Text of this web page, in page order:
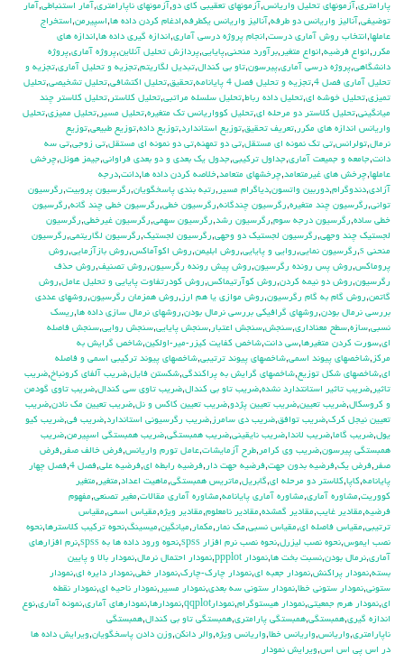
پارامتري,آزمونهاي تحليل واريانس,آزمونهاي تعقيبي كاي دو,آزمونهاي ناپارامتري,آمار استنباطي,آمار
توضيفي,آناليز واريانس دو طرفه,آناليز واريانس يکطرفه,ادغام كردن داده ها,اسپيرمن,استخراج
عاملها,انتخاب روش آماري درست,انجام پروژه درسي آماري,اندازه گيري داده ها,اندازه هاي
مكرر ,انواع فرضيه,انواع متغير ,برآورد منحني,پايايي,پردازش تحليل آنلاين,پروژه آماري,پروژه
دانشگاهي,پروژه درسي آماري,پيرسون,تاو بي کندال,تبديل لگاريتم,تجزيه و تحليل آماري,تجزيه و
تحليل آماري فصل 4
,تجزيه و تحليل فصل 4 پايانامه ,تحقيق,تحليل اكتشافي,تحليل تشخيصي,تحليل
تميزي,تحليل خوشه اي,تحليل داده رباط,تحليل سلسله مراتبي,تحليل كلاستر ,تحليل كلاستر چند
ميانگيني,تحليل كلاستر دو مرحله اي,تحليل كوواريانس تك متغيره,تحليل مسير ,تحليل مميزي,تحليل
واريانس اندازه هاي مكرر ,تعريف تحقيق,توزيع استاندارد,توزيع داده,توزيع طبيعي,توزيع
نرمال,تولرانس,تي تک نمونه اي مستقل,تي دو تمهنه,تي دو نمونه اي مستقل,تي زوجي,تي سه
دانت,جامعه و جميعت آماري,جداول تركيبي,جدول يك بعدي و دو بعدي فراواني,جيمز هوئل,چرخش
عاملها,چرخش هاي غيرمتعامد,چرخشهاي متعامد,خلاصه كردن داده ها,دانت,درجه
آزادي,دندوگرام,دوربين واتسون,دياگرام مسير ,رتبه بندي پاسخگويان,رگرسيون پروبيت,رگرسيون
تواني,رگرسيون چند متغيره,رگرسيون چندگانه,رگرسيون خطي,رگرسيون خطي چند گانه,رگرسيون
خطي ساده,رگرسيون درجه سوم,رگرسيون رشد,رگرسيون سهمي,رگرسيون غيرخطي,رگرسيون
لجستيك چند وجهي,رگرسيون لجستيك دو وجهي,رگرسيون لجستيک,رگرسيون لگاريتمي,رگرسيون
منحني s
,رگرسيون نمايي,روايي و پايايي,روش ابليمن,روش اكوآماكس,روش بازآزمايي,روش
پروماكس,روش پس رونده رگرسيون,روش پيش رونده رگرسيون,روش تصنيف,روش حذف
رگرسيون,روش دو نيمه كردن,روش كوآرتيماكس,روش كودرتفاوت پايايي و تحليل عامل,روش
گاتمن,روش گام به گام رگرسيون,روش موازي يا هم ارز ,روش همزمان رگرسيون,روشهاي عددي
بررسي نرمال بودن,روشهاي گرافيكي بررسي نرمال بودن,روشهاي نرمال سازي داده ها,ريسك
نسبي,سازه,سطح معناداري,سنجش,سنجش اعتبار ,سنجش پايايي,سنجش روايي,سنجش فاصله
اي,سورت كردن متغيرها,سي دانت,شاخص كفايت كيزر-مير-اولكين,شاخص گرايش به
مركز ,شاخصهاي پيوند اسمي,شاخصهاي پيوند ترتيبي,شاخصهاي پيوند تركيبي اسمي و فاصله
اي,شاخصهاي شكل توزيع,شاخصهاي گرايش به پراكندگي,شكستن فايل,ضريب آلفاي کرونباخ,ضريب
تاثير ,ضريب تاثير استانتدارد نشده,ضريب تاو بي كندال,ضريب تاوي سي كندال,ضريب تاوي گودمن
و كروسكال,ضريب تعيين,ضريب تعيين پژدو,ضريب تعيين كاكس و نل,ضريب تعيين مك نادن,ضريب
تعيين نيجل كرك,ضريب توافق,ضريب دي سامرز ,ضريب رگرسيوني استاندارد,ضريب في,ضريب كيو
يول,ضريب گاما,ضريب لاندا,ضريب نايقيني,ضريب همبستگي,ضريب همبستگي اسپيرمن,ضريب
همبستگي پيرسون,ضريب وي كرامر ,طرح آزمايشات,عامل تورم واريانس,فرض خالف صفر ,فرض
صفر ,فرض يك,فرضيه بدون جهت,فرضيه جهت دار ,فرضيه رابطه اي,فرضيه علي,فصل 4 ,فصل چهار
پايانامه,كاپا,كلاستر دو مرحله اي,گابريل,ماتريس همبستگي,ماهيت اعداد,متغير ,متغير
كووريت,مشاوره آماري,مشاوره آماري پايانامه,مشاوره آماري مقالات,مغير تصنعي,مفهوم
فرضيه,مقادير غايب,مقادير گمشده,مقادير نامعلوم,مقادير ويژه,مقياس اسمي,مقياس
ترتيبي,مقياس فاصله اي,مقياس نسبي,مك نمار ,مكمار ,ميانگين,ميسينگ,نحوه تركيب كلاسترها,نحوه
نصب ايموس,نحوه نصب ليزرل,نحوه نصب نرم افزار spss ,نحوه ورود داده ها به spss ,نرم افزارهاي
آماري,نرمال بودن,نسبت بخت ها,نمودار ppplot ,نمودار احتمال نرمال,نمودار بالا و پايين
بسته,نمودار پراكنش,نمودار جعبه اي,نمودار چارك-چارك,نمودار خطي,نمودار دايره اي,نمودار
ستوني,نمودار ستوني خطا,نمودار ستوني سه بعدي,نمودار مسير ,نمودار ناحيه اي,نمودار نقطه
اي,نمودار هرم جمعيتي,نمودار هيستوگرام,نمودارqqplot ,نمودارها,نمودارهاي آماري,نمونه آماري,نوع
اندازه گيري,همبستگي,همبستگي پارامتري,همبستگي تاو بي کندال,همبستگي
ناپارامتري,واريانس,واريانس خطا,واريانس ويژه,والر دانكن,وزن دادن پاسخگويان,ويرايش داده ها
در اس پي اس اس,ويرايش نمودار